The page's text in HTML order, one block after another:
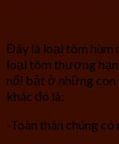
Đây là loại tôm hùm
loại tôm thượng
nổi bật ở những con
khác đó là:
-Toàn thân chúng